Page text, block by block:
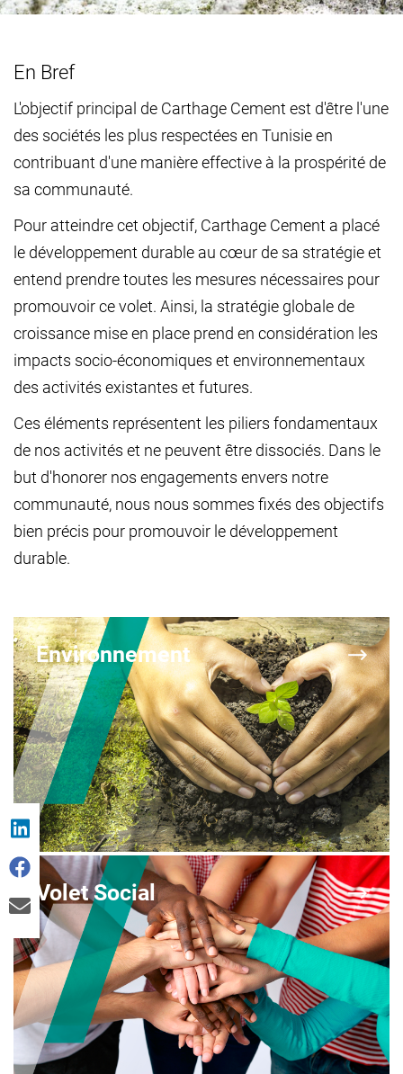
En Bref
L'objectif principal de Carthage Cement est d'être l'une
des sociétés les plus respectées en Tunisie en
contribuant d'une manière effective à la prospérité de
sa communauté.
Pour atteindre cet objectif, Carthage Cement a placé
le développement durable au cœur de sa stratégie et
entend prendre toutes les mesures nécessaires pour
promouvoir ce volet. Ainsi, la stratégie globale de
croissance mise en place prend en considération les
impacts socio-économiques et environnementaux
des activités existantes et futures.
Ces éléments représentent les piliers fondamentaux
de nos activités et ne peuvent être dissociés. Dans le
but d'honorer nos engagements envers notre
communauté, nous nous sommes fixés des objectifs
bien précis pour promouvoir le développement
durable.
Environnement
Volet Social